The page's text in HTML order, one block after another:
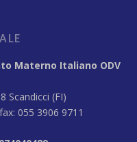
Materno Italiano ODV
Scandicci (FI)
055 3906 9711